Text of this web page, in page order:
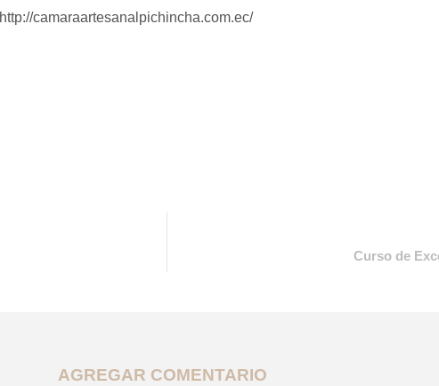
http://camaraartesanalpichincha.com.ec/
Curso de
AGREGAR COMENTARIO